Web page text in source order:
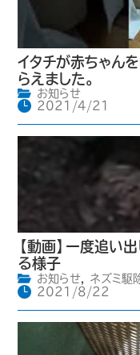
イタチが赤ちゃん
らえました。
お知らせ
2021/4/21
【動画】一度追い
る様子
お知らせ,
ネズミ駆
2021/8/22